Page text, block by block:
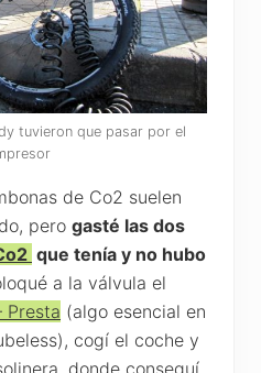
tuvieron que pasar por el
de Co2 suelen
pero gasté las dos
que tenía y no hubo
a la válvula el
Presta (algo esencial en
cogí el coche y